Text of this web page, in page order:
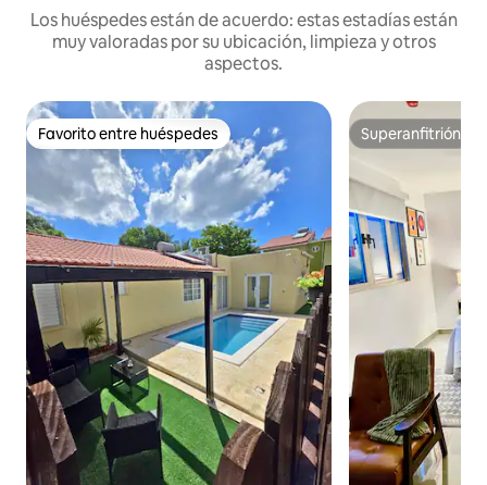
Los huéspedes están de acuerdo: estas estadías están
muy valoradas por su ubicación, limpieza y otros
aspectos.
Favorito entre huéspedes
Favorito entre huéspedes Superanfitrión
Superanfitrión